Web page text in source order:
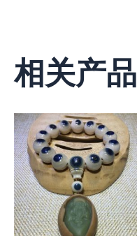
相关产品